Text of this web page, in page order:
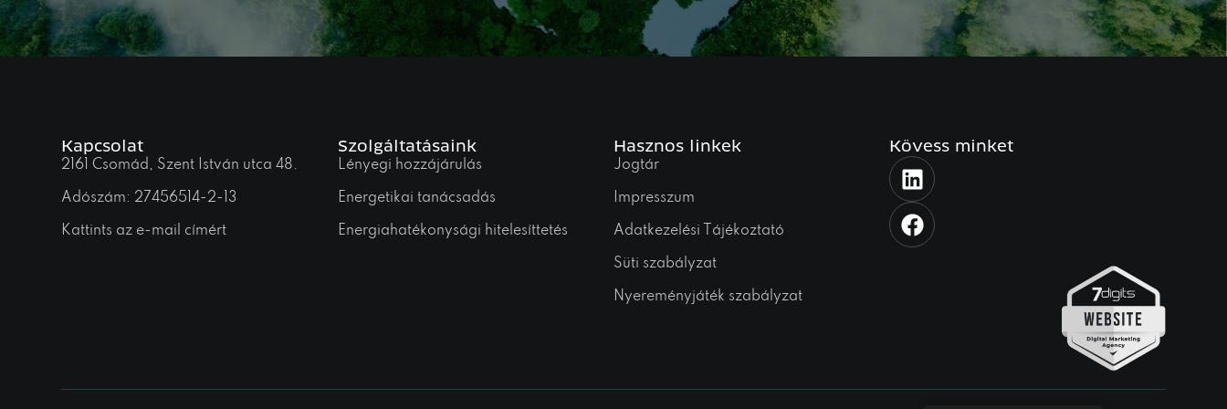
Kapcsolat
2161 Csomád, Szent István utca 48.
Adószám: 27456514-2-13
Kattints az e-mail címért
Szolgáltatásaink
Lényegi hozzájárulás
Energetikai tanácsadás
Energiahatékonysági hitelesíttetés
Hasznos linkek
Jogtár
Impresszum
Adatkezelési Tájékoztató
Süti szabályzat
Nyereményjáték szabályzat
Kövess minket